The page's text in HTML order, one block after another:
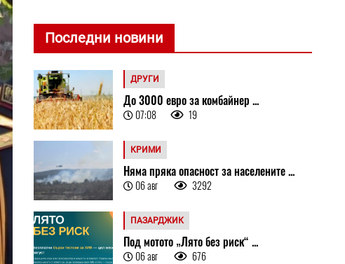
Последни новини
ДРУГИ
До 3000 евро за комбайнер ...
07:08 19
КРИМИ
Няма пряка опасност за населените ...
06 авг 3292
ПАЗАРДЖИК
Под мотото „Лято без риск“ ...
06 авг 676